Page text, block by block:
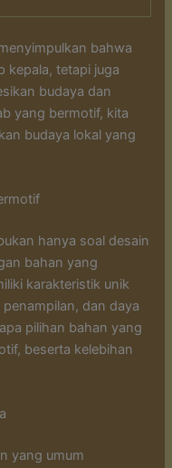
bahwa
kepala, tetapi juga
budaya dan
yang bermotif, kita
budaya lokal yang
hanya soal desain
bahan yang
karakteristik unik
dan daya
pilihan bahan yang
beserta kelebihan
yang umum